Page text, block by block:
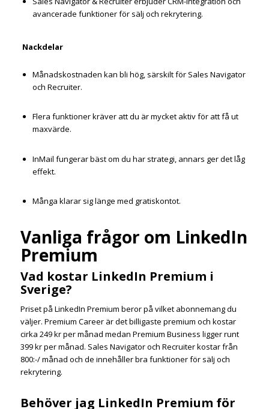
avancerade funktioner för sälj och rekrytering.
Nackdelar
Månadskostnaden kan bli hög, särskilt för Sales Navigator
och Recruiter.
Flera funktioner kräver att du är mycket aktiv för att få ut
maxvärde.
InMail fungerar bäst om du har strategi, annars ger det låg
effekt.
Många klarar sig länge med gratiskontot.
Vanliga frågor om LinkedIn
Premium
Vad kostar LinkedIn Premium i
Sverige?
Priset på LinkedIn Premium beror på vilket abonnemang du
väljer. Premium Career är det billigaste premium och kostar
cirka 249 kr per månad medan Premium Business ligger runt
399 kr per månad. Sales Navigator och Recruiter kostar från
800:-/ månad och de innehåller bra funktioner för sälj och
rekrytering.
Behöver jag LinkedIn Premium för